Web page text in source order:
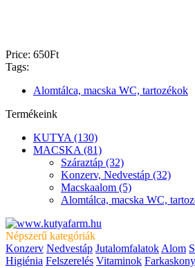
Price: 650Ft
Tags:
Alomtálca, macska WC, tartozékok
Termékeink
KUTYA (130)
MACSKA (81)
Száraztáp (32)
Konzerv, Nedvestáp (32)
Macskaalom (5)
Alomtálca, macska WC,
Népszerű kategóriák
Konzerv Nedvestáp Jutalomfalatok Alom
Higiénia Felszerelés Vitaminok